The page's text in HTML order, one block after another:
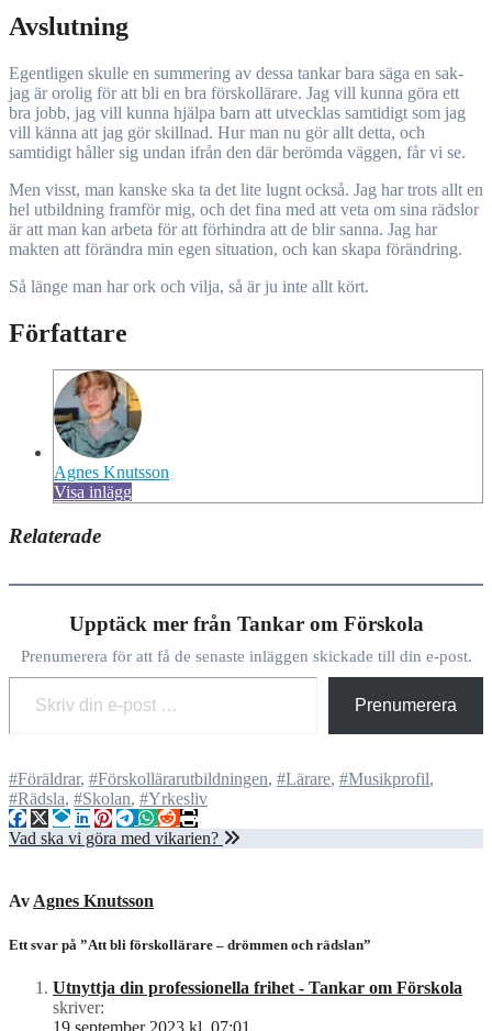
Avslutning
Egentligen skulle en summering av dessa tankar bara säga en sak-
jag är orolig för att bli en bra förskollärare. Jag vill kunna göra ett
bra jobb, jag vill kunna hjälpa barn att utvecklas samtidigt som jag
vill känna att jag gör skillnad. Hur man nu gör allt detta, och
samtidigt håller sig undan ifrån den där berömda väggen, får vi se.
Men visst, man kanske ska ta det lite lugnt också. Jag har trots allt en
hel utbildning framför mig, och det fina med att veta om sina rädslor
är att man kan arbeta för att förhindra att de blir sanna. Jag har
makten att förändra min egen situation, och kan skapa förändring.
Så länge man har ork och vilja, så är ju inte allt kört.
Författare
Agnes Knutsson
Visa inlägg
Relaterade
Upptäck mer från Tankar om Förskola
Prenumerera för att få de senaste inläggen skickade till din e-post.
Skriv din e-post …
Prenumerera
#Föräldrar, #Förskollärarutbildningen, #Lärare, #Musikprofil,
#Rädsla, #Skolan, #Yrkesliv
Inläggsnavigering
Vad ska vi göra med vikarien?
AvAgnes Knutsson
Ett svar på ”Att bli förskollärare – drömmen och rädslan”
Utnyttja din professionella frihet - Tankar om Förskola
skriver:
19 september 2023 kl. 07:01